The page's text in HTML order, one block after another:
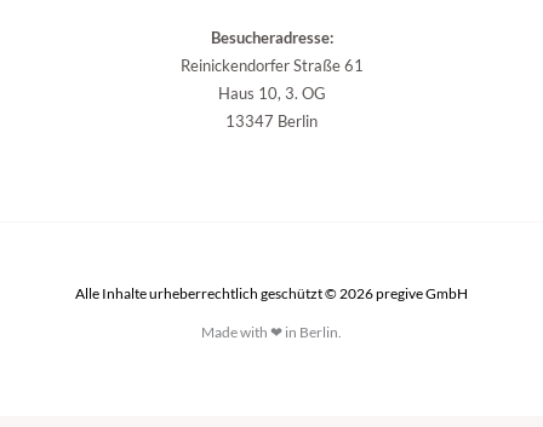
Besucheradresse:
Reinickendorfer Straße 61
Haus 10, 3. OG
13347 Berlin
Alle Inhalte urheberrechtlich geschützt © 2026 pregive GmbH
Made with ❤ in Berlin.